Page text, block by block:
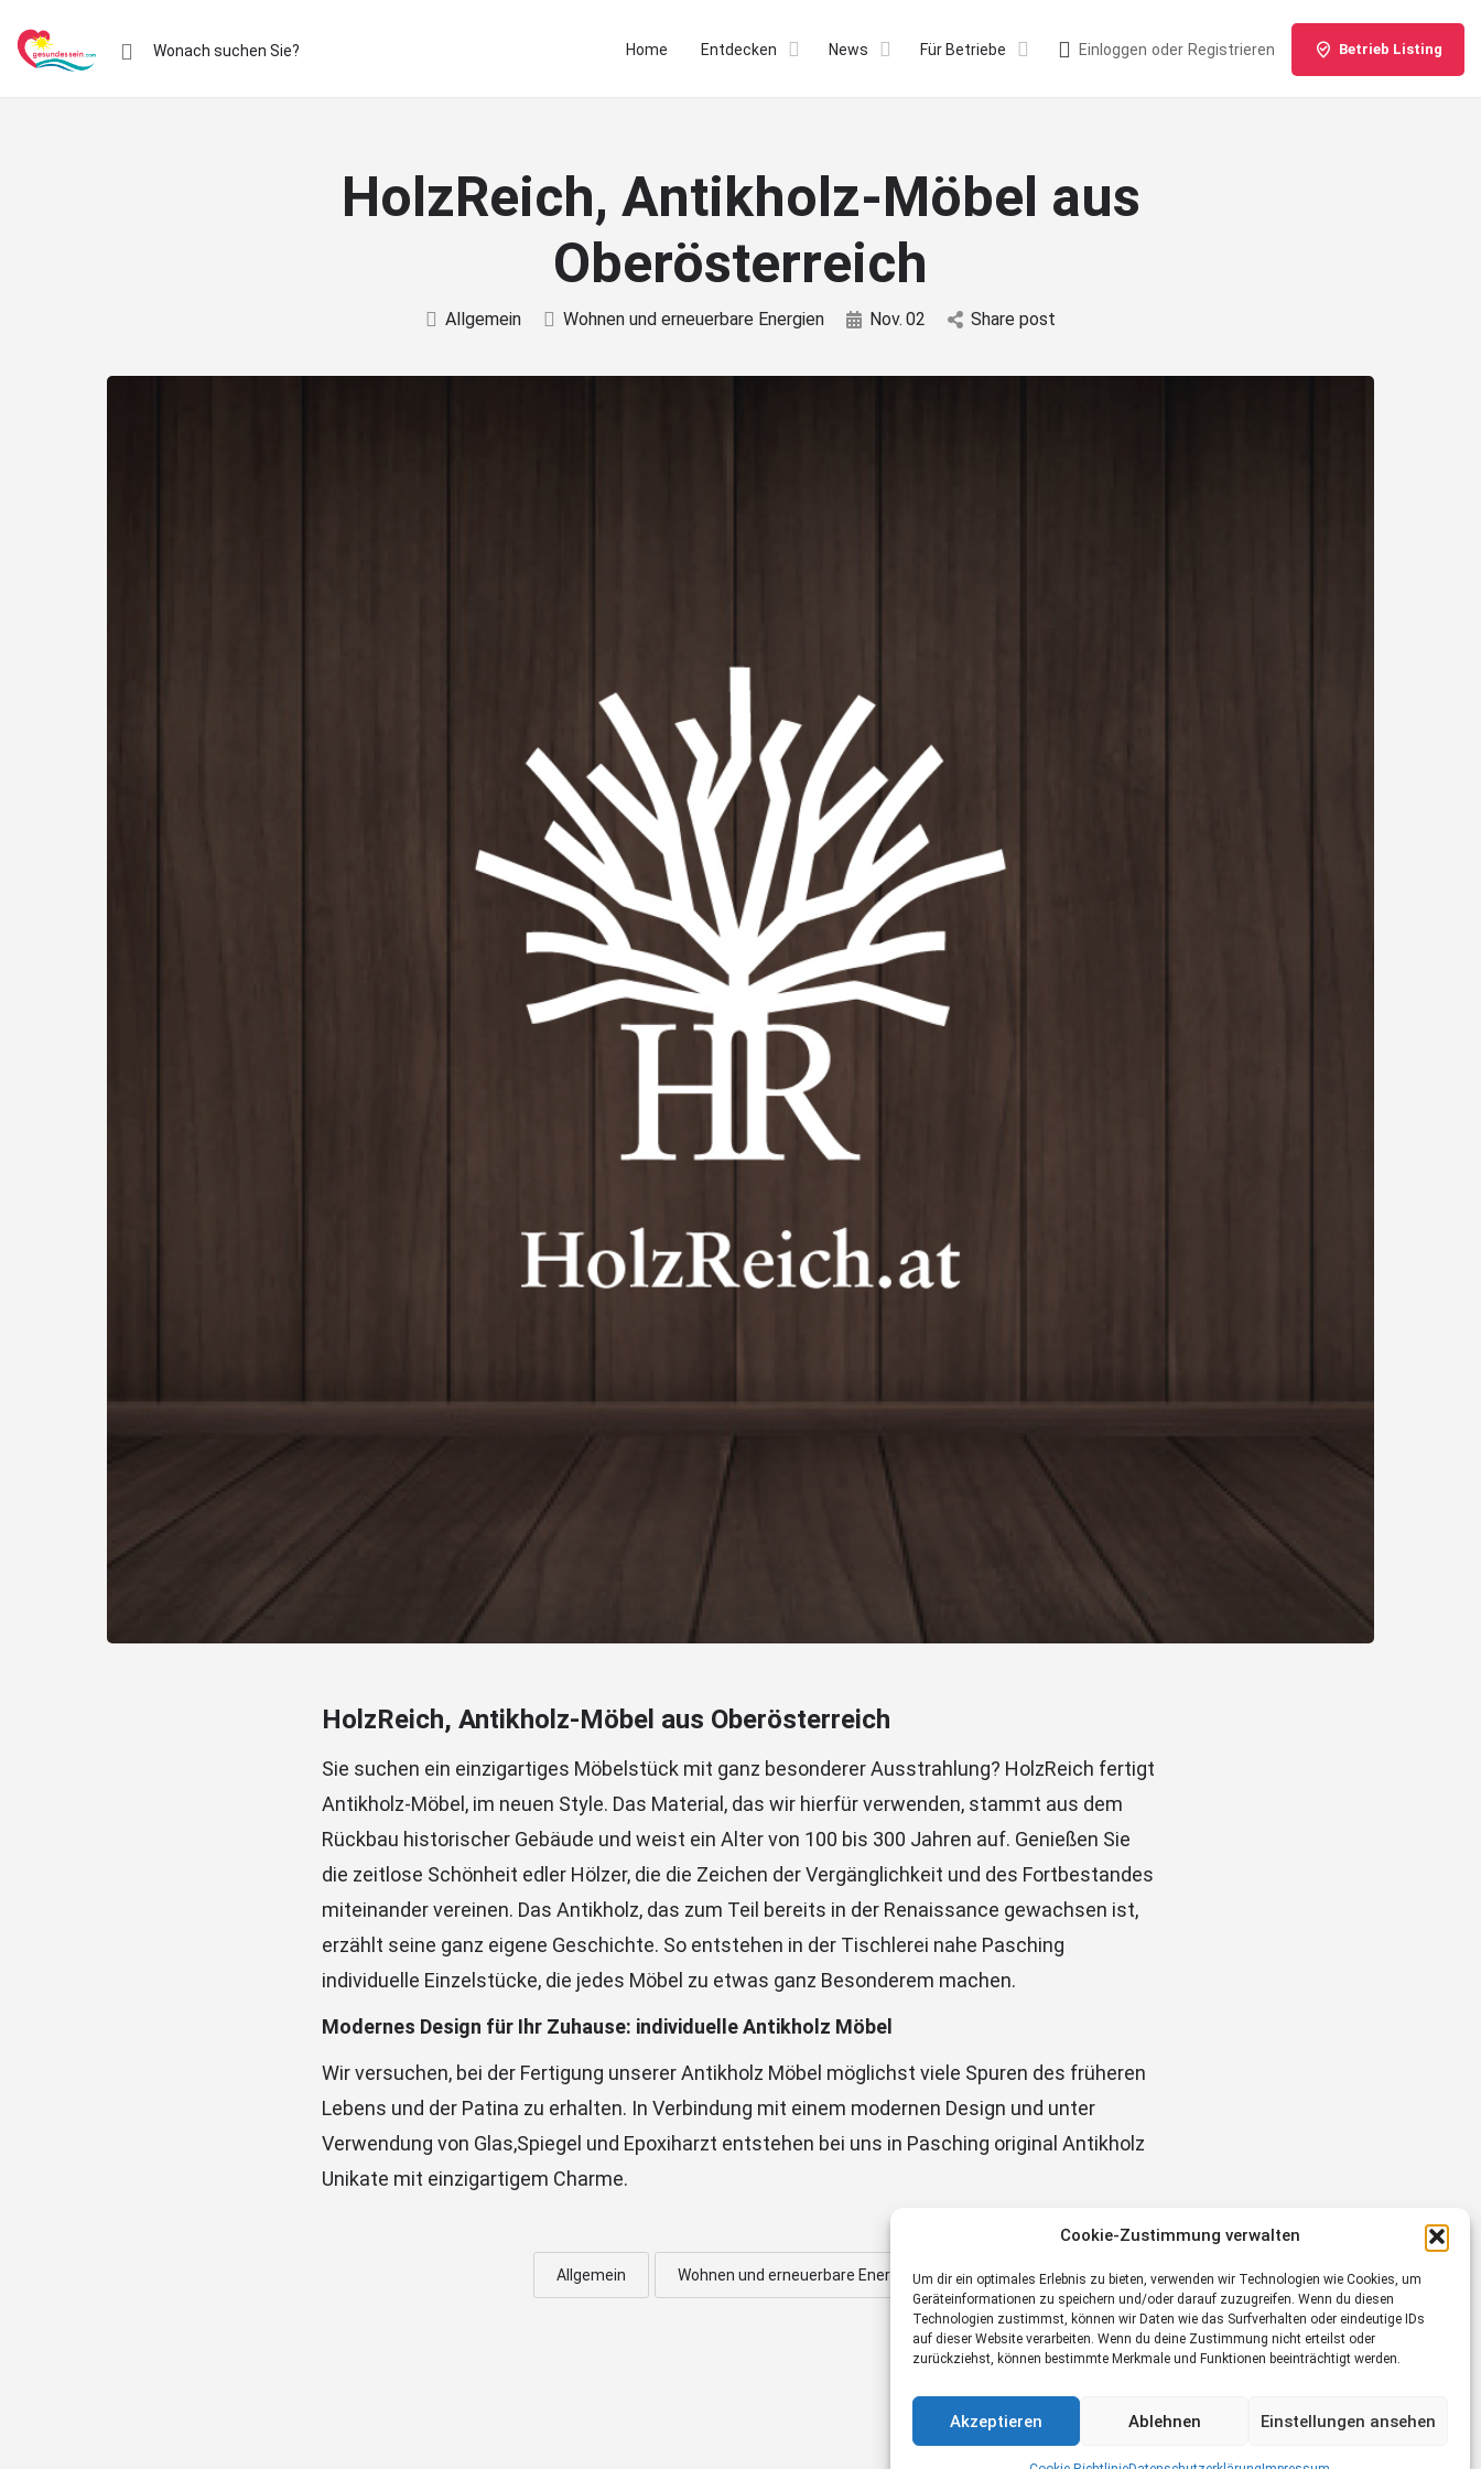
Cookie-Zustimmung verwalten
Um dir ein optimales Erlebnis zu bieten, verwenden wir Technologien wie Cookies, um
Geräteinformationen zu speichern und/oder darauf zuzugreifen. Wenn du diesen
Technologien zustimmst, können wir Daten wie das Surfverhalten oder eindeutige IDs
auf dieser Website verarbeiten. Wenn du deine Zustimmung nicht erteilst oder
zurückziehst, können bestimmte Merkmale und Funktionen beeinträchtigt werden.
Akzeptieren Ablehnen Einstellungen ansehen
Home Entdecken News Für Betriebe Einloggen oder Registrieren Betrieb Listing
HolzReich, Antikholz-Möbel aus
Oberösterreich
Allgemein Wohnen und erneuerbare Energien Nov. 02 Share post
HolzReich, Antikholz-Möbel aus Oberösterreich
Sie suchen ein einzigartiges Möbelstück mit ganz besonderer Ausstrahlung? HolzReich fertigt
Antikholz-Möbel, im neuen Style. Das Material, das wir hierfür verwenden, stammt aus dem
Rückbau historischer Gebäude und weist ein Alter von 100 bis 300 Jahren auf. Genießen Sie
die zeitlose Schönheit edler Hölzer, die die Zeichen der Vergänglichkeit und des Fortbestandes
miteinander vereinen. Das Antikholz, das zum Teil bereits in der Renaissance gewachsen ist,
erzählt seine ganz eigene Geschichte. So entstehen in der Tischlerei nahe Pasching
individuelle Einzelstücke, die jedes Möbel zu etwas ganz Besonderem machen.
Modernes Design für Ihr Zuhause: individuelle Antikholz Möbel
Wir versuchen, bei der Fertigung unserer Antikholz Möbel möglichst viele Spuren des früheren
Lebens und der Patina zu erhalten. In Verbindung mit einem modernen Design und unter
Verwendung von Glas,Spiegel und Epoxiharzt entstehen bei uns in Pasching original Antikholz
Unikate mit einzigartigem Charme.
Allgemein Wohnen und erneuerbare Energien